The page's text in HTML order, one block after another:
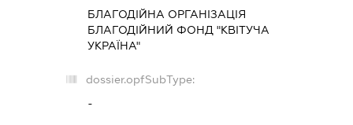
БЛАГОДІЙНА ОРГАНІЗАЦІЯ
БЛАГОДІЙНИЙ ФОНД "КВІТУЧА
УКРАЇНА"
dossier.opfSubType:
-